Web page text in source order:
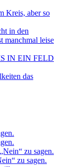
Kreis, aber so
in den
manchmal leise
IN EIN FELD
das
zu sagen.
zu sagen.